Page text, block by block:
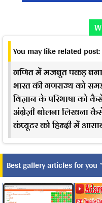
You may like related post:
गणित में मजबूत पकड़
भारत की गणराज्य को
विज्ञान के परिभाषा को
अंग्रेज़ी बोलना लिखना
कंप्यूटर को हिन्दी में
Best gallery articles for